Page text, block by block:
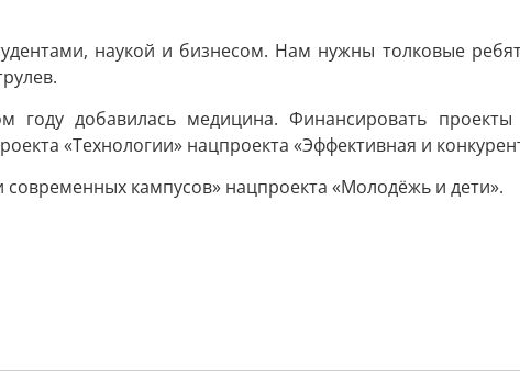
наукой и бизнесом. Нам нужны толковые
добавилась медицина. Финансировать
«Технологии» нацпроекта «Эффективная и
кампусов» нацпроекта «Молодёжь и дети».